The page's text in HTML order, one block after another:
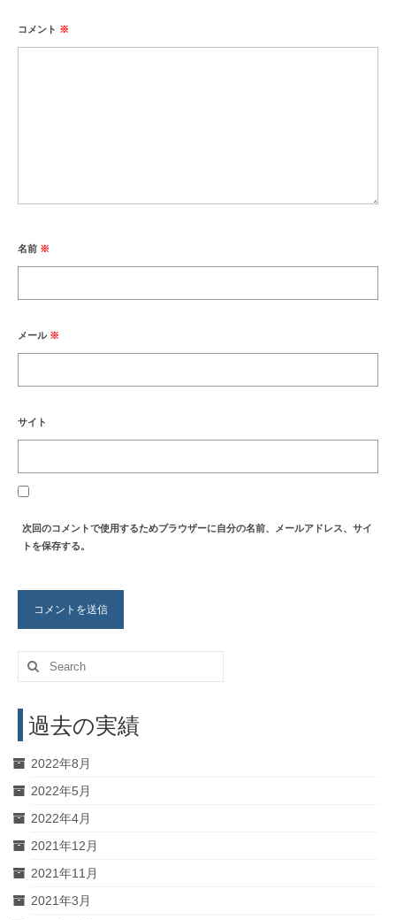
コメント ※
名前 ※
メール ※
サイト
次回のコメントで使用するためブラウザーに自分の名前、メールアドレス、サイ
トを保存する。
Search
for:
過去の実績
2022年8月
2022年5月
2022年4月
2021年12月
2021年11月
2021年3月